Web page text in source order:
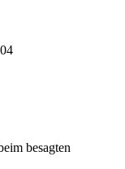
besagten